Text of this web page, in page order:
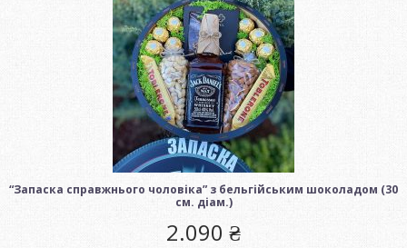
“Запаска справжнього чоловіка” з бельгійським шоколадом (30
см. діам.)
2.090 ₴